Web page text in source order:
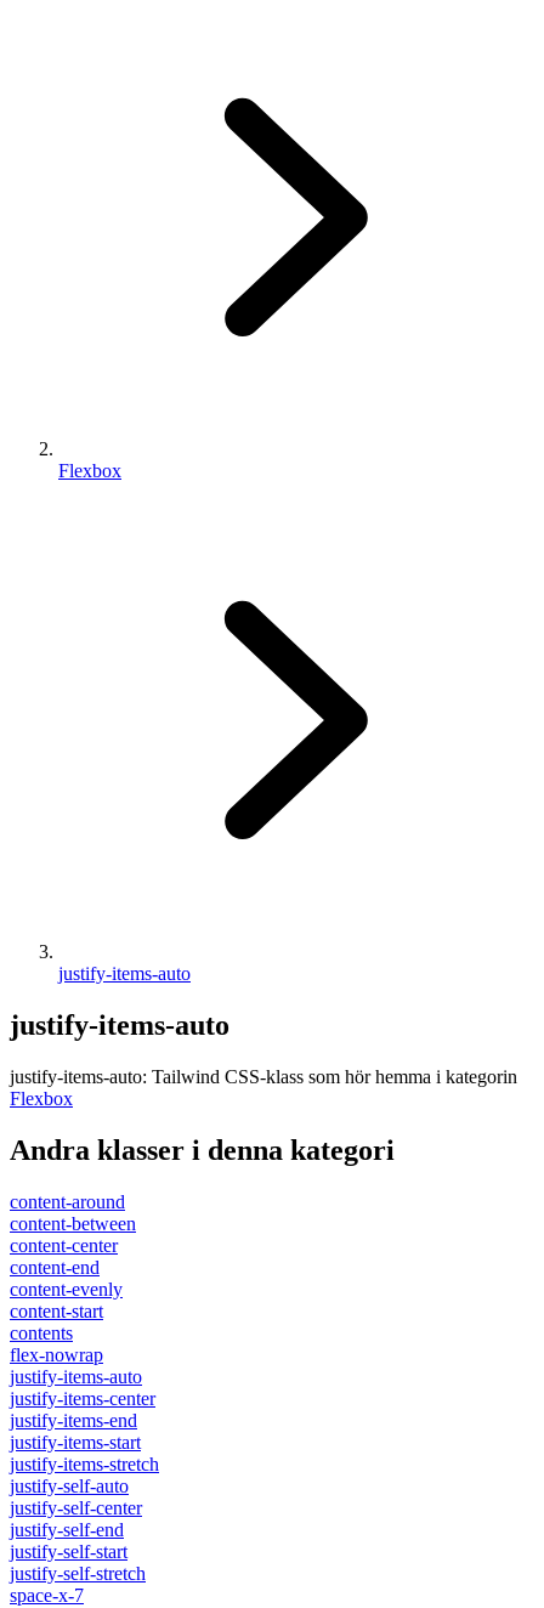
Flexbox
justify-items-auto
justify-items-auto
justify-items-auto: Tailwind CSS-klass som hör hemma i kategorin
Flexbox
Andra klasser i denna kategori
content-around
content-between
content-center
content-end
content-evenly
content-start
contents
flex-nowrap
justify-items-auto
justify-items-center
justify-items-end
justify-items-start
justify-items-stretch
justify-self-auto
justify-self-center
justify-self-end
justify-self-start
justify-self-stretch
space-x-7